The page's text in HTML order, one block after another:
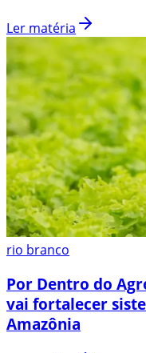
Ler matéria
rio branco
Por Dentro do
vai fortalecer
Amazônia